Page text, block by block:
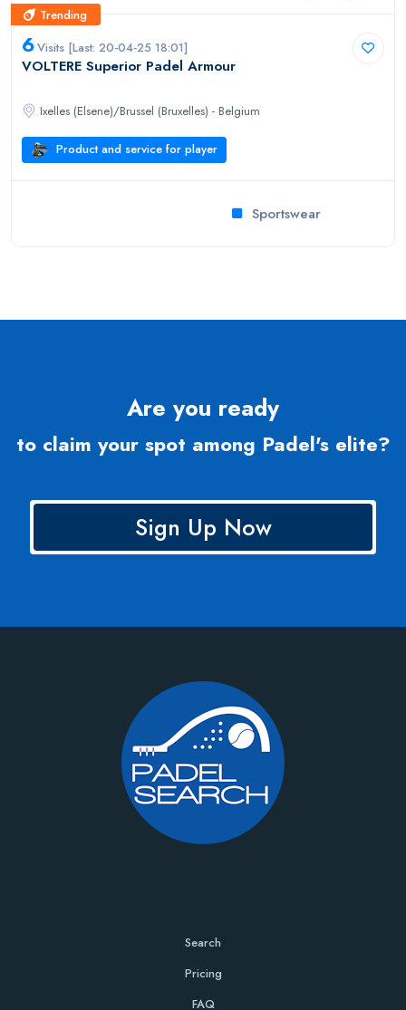
Trending
Trending
6Visits [Last: 20-04-25 18:01]
VOLTERE Superior Padel Armour
Ixelles (Elsene)/Brussel (Bruxelles) - Belgium
Product and service for player
Sportswear
Are you ready
to claim your spot among Padel's elite?
Sign Up Now
Search
Pricing
FAQ